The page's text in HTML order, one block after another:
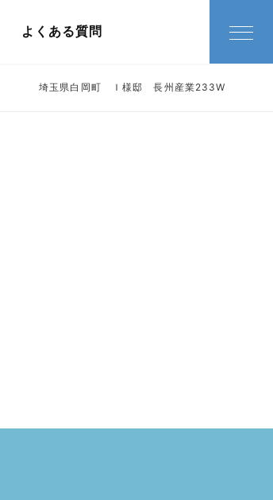
よくある質問
埼玉県白岡町 Ｉ様邸 長州産業233W